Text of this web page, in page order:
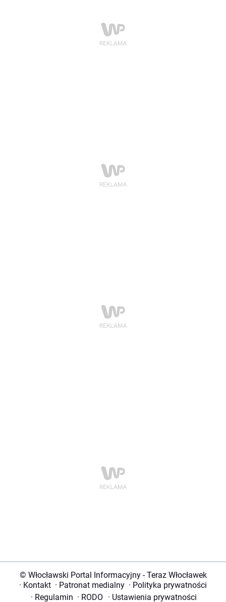
© Włocławski Portal Informacyjny - Teraz Włocławek
· Kontakt · Patronat medialny · Polityka prywatności
· Regulamin · RODO · Ustawienia prywatności